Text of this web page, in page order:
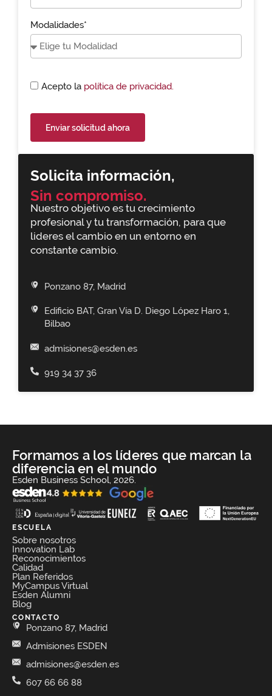
Solicita información,
Sin compromiso.
Nuestro objetivo es tu crecimiento
profesional y tu transformación, para que
lideres el cambio en un entorno en
constante cambio.
Ponzano 87, Madrid
Edificio BAT, Gran Vía D. Diego López Haro 1,
Bilbao
admisiones@esden.es
919 34 37 36
Modalidades*
Acepto la política de privacidad.
Enviar solicitud ahora
Formamos a los líderes que marcan la
diferencia en el mundo
Esden Business School, 2026.
ESCUELA
Sobre nosotros
Innovation Lab
Reconocimientos
Calidad
Plan Referidos
MyCampus Virtual
Esden Alumni
Blog
CONTACTO
Ponzano 87, Madrid
Admisiones ESDEN
admisiones@esden.es
607 66 66 88